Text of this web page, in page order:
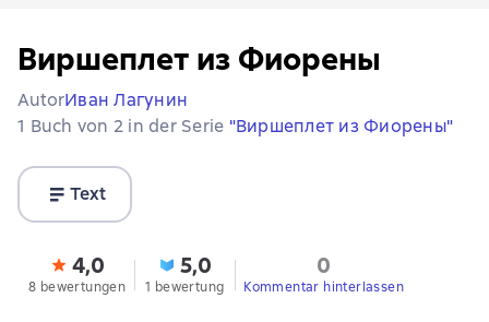
Виршеплет из Фиорены
AutorИван Лагунин
1 Buch von 2 in der Serie "Виршеплет из Фиорены"
Text
4,0
8 bewertungen
5,0
1 bewertung
0
Kommentar hinterlassen